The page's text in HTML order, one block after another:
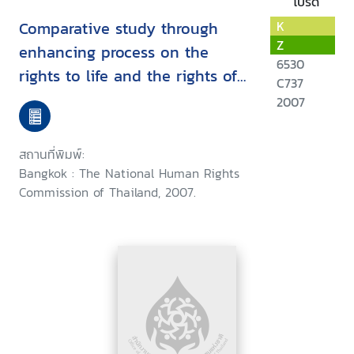
Comparative study through
enhancing process on the
rights to life and the rights of
self-determination for the
internally displaced persons
among the risky areas under
the Thai government policy :
November 2005 - April 2007
สถานที่พิมพ์:
Bangkok : The National Human Rights
Commission of Thailand, 2007.
K
Z
6530
C737
2007